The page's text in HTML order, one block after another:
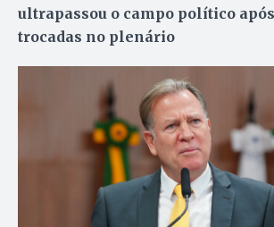
ultrapassou o campo político
trocadas no plenário